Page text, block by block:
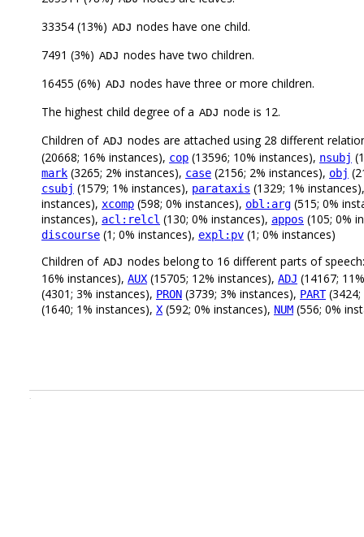
33354 (13%) ADJ nodes have one child.
7491 (3%) ADJ nodes have two children.
16455 (6%) ADJ nodes have three or more children.
The highest child degree of a ADJ node is 12.
Children of ADJ nodes are attached using 28 different
(20668; 16% instances), cop (13596; 10% instances), nsubj
mark (3265; 2% instances), case (2156; 2% instances), obj
csubj (1579; 1% instances), parataxis (1329; 1%
instances), xcomp (598; 0% instances), obl:arg (515; 0%
instances), acl:relcl (130; 0% instances), appos (105; 0%
discourse (1; 0% instances), expl:pv (1; 0% instances)
Children of ADJ nodes belong to 16 different parts of
16% instances), AUX (15705; 12% instances), ADJ (14167;
(4301; 3% instances), PRON (3739; 3% instances), PART(3424;
(1640; 1% instances), X (592; 0% instances), NUM (556; 0%
.